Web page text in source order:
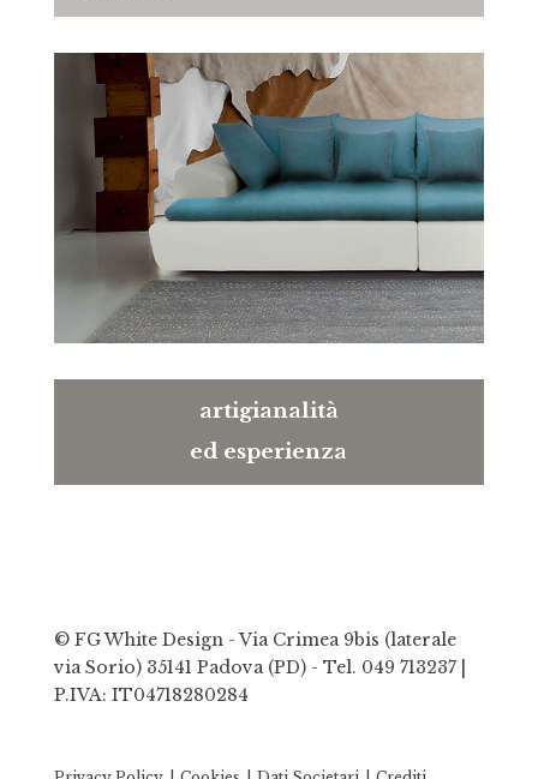
artigianalità
ed esperienza
© FG White Design - Via Crimea 9bis (laterale
via Sorio) 35141 Padova (PD) - Tel. 049 713237|
P.IVA: IT04718280284